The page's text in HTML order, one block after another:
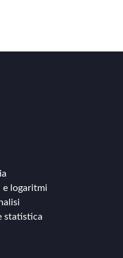
e logaritmi
statistica